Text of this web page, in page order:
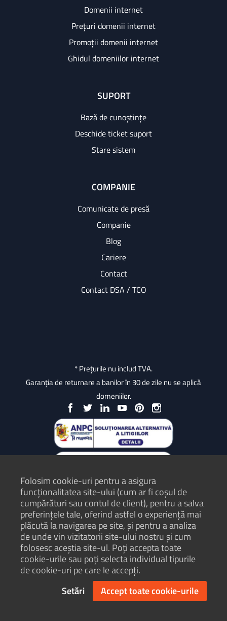
Domenii internet
Prețuri domenii internet
Promoții domenii internet
Ghidul domeniilor internet
SUPORT
Bază de cunoștințe
Deschide ticket suport
Stare sistem
COMPANIE
Comunicate de presă
Companie
Blog
Cariere
Contact
Contact DSA / TCO
* Prețurile nu includ TVA.
Garanția de returnare a banilor în 30 de zile nu se aplică
domeniilor.
© Hosterion 2004 - 2026
Protecția Consumatorilor - ANPC
Termeni și condiții
Politică de confidențialitate
Hartă site
Folosim cookie-uri pentru a asigura
funcționalitatea site-ului (cum ar fi coșul de
cumpărături sau contul de client), pentru a salva
preferințele tale, oferind astfel o experiență mai
plăcută la navigarea pe site, și pentru a analiza
de unde vin vizitatorii site-ului nostru și cum
folosesc aceștia site-ul. Poți accepta toate
cookie-urile sau poți selecta individual tipurile
de cookie-uri pe care le accepți.
Setări
Accept toate cookie-urile